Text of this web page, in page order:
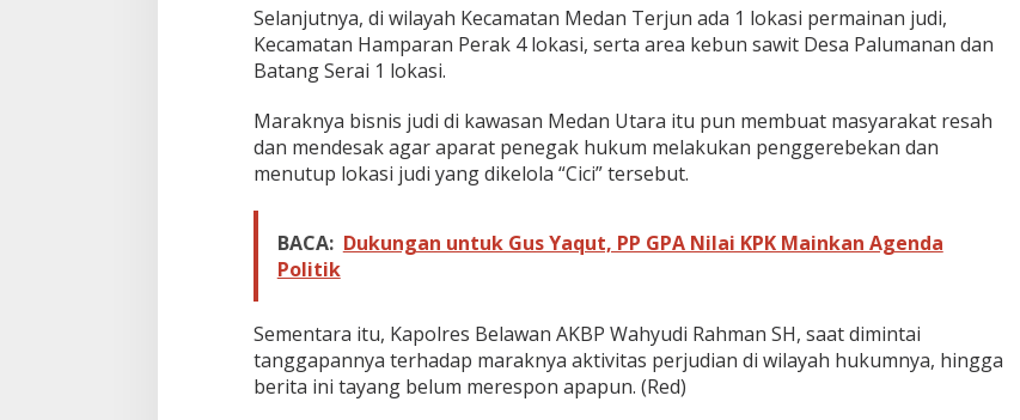
t
u
h
u
k
u
m
Selanjutnya, di wilayah Kecamatan Medan Terjun ada 1 lokasi permainan judi,
Kecamatan Hamparan Perak 4 lokasi, serta area kebun sawit Desa Palumanan dan
Batang Serai 1 lokasi.
Maraknya bisnis judi di kawasan Medan Utara itu pun membuat masyarakat resah
dan mendesak agar aparat penegak hukum melakukan penggerebekan dan
menutup lokasi judi yang dikelola “Cici” tersebut.
BACA: Dukungan untuk Gus Yaqut, PP GPA Nilai KPK Mainkan Agenda
Politik
Sementara itu, Kapolres Belawan AKBP Wahyudi Rahman SH, saat dimintai
tanggapannya terhadap maraknya aktivitas perjudian di wilayah hukumnya, hingga
berita ini tayang belum merespon apapun. (Red)